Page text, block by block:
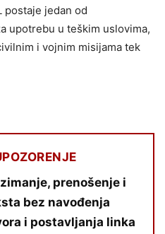
postaje jedan od
upotrebu u teškim uslovima,
i vojnim misijama tek
prenošenje i
bez navođenja
i postavljanja linka